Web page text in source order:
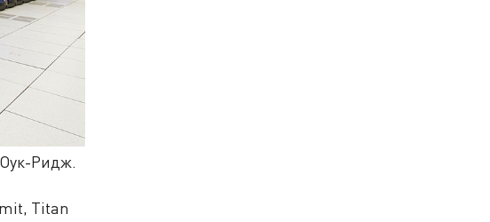
Ридж.
Titan